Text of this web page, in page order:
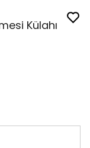
Külahı